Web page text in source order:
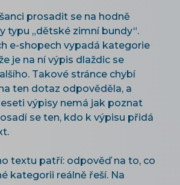
prosadit se na hodně
typu „dětské zimní bundy“.
e-shopech vypadá kategorie
je na ní výpis dlaždic se
Takové stránce chybí
ten dotaz odpověděla, a
výpisy nemá jak poznat
se ten, kdo k výpisu přidá
textu patří: odpověď na to, co
kategorii reálně řeší. Na